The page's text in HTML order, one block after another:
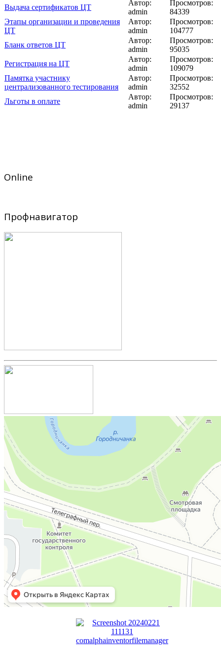
Выдача сертификатов ЦТ
Автор:
admin
Просмотров:
84339
Этапы организации и проведения
ЦТ
Автор:
admin
Просмотров:
104777
Бланк ответов ЦТ
Автор:
admin
Просмотров:
95035
Регистрация на ЦТ
Автор:
admin
Просмотров:
109079
Памятка участнику
централизованного тестирования
Автор:
admin
Просмотров:
32552
Льготы в оплате
Автор:
admin
Просмотров:
29137
Online
Профнавигатор